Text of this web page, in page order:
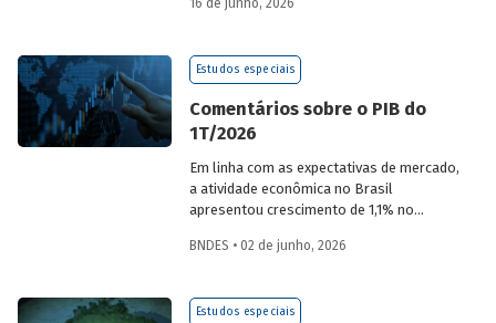
valores. Para isso, parte de uma amostra
dimensões: lucratividade, solvência,
Estudos especiais
Comentários sobre o PIB do
1T/2026
Em linha com as expectativas de mercado,
a atividade econômica no Brasil
apresentou crescimento de 1,1% no
imediatamente anterior, na série ajustada
próximos meses no
BNDES • 02 de junho, 2026
Estudos especiais